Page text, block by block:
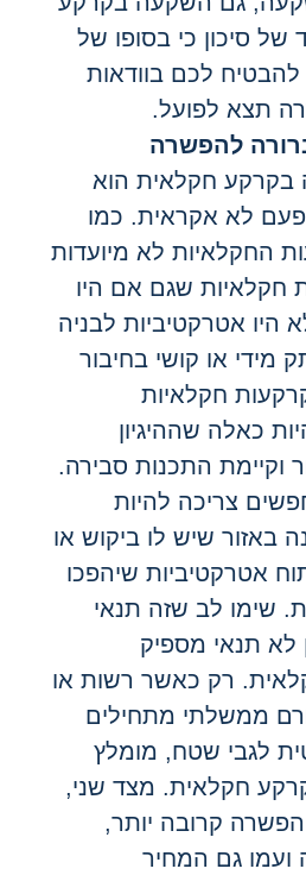
כי בסופו של
לכם בוודאות
לפועל.
להפשרה
חקלאית הוא
אקראית. כמו
לא מיועדות
שגם אם היו
אטרקטיביות לבניה
או קושי בחיבור
חקלאיות
שההיגיון
התכנות סבירה.
צריכה להיות
שיש לו ביקוש או
שיהפכו
לב שזה תנאי
תנאי מספיק
רק כאשר רשות או
ממשלתי מתחילים
שטח, מומלץ
חקלאית. מצד שני,
קרובה יותר,
גם המחיר